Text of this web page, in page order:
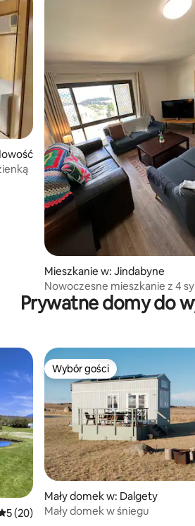
miejsce pobytu
Mieszkanie w: Jindabyne
Nowoczesne mieszkanie z 4
2,5 łazienki i basenem
Prywatne domy do
gości
ocena: 5 na 5, liczba recenzji: 20
5 (20)
Wybór gości
Wybór gości
Mały domek w: Dalgety
Mały domek w śniegu